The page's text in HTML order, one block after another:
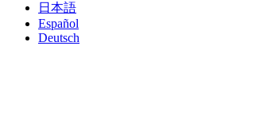
日本語
Español
Deutsch